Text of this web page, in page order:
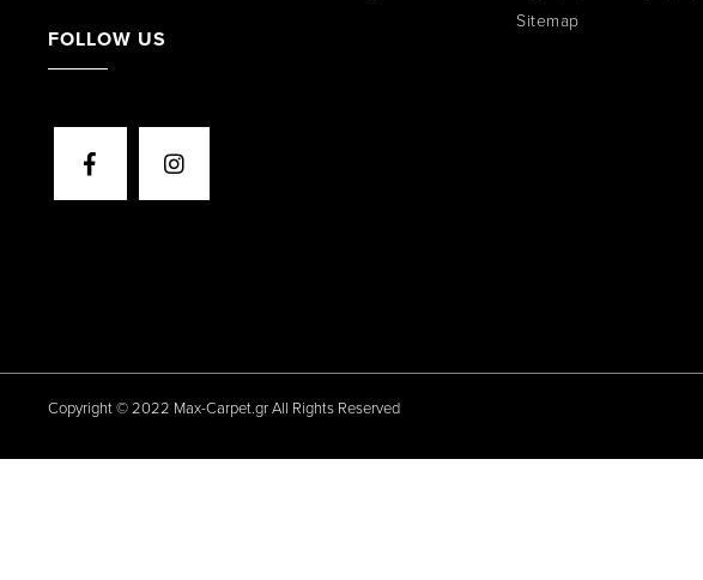
FOLLOW US
Sitemap
Copyright © 2022 Max-Carpet.gr All Rights Reserved